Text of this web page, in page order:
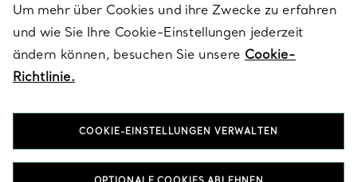
RECHTLICHE HINWEISE
FOLGEN SIE UNS
Um mehr über Cookies und ihre Zwecke zu erfahren
und wie Sie Ihre Cookie-Einstellungen jederzeit
ändern können, besuchen Sie unsere Cookie-
Richtlinie.
COOKIE-EINSTELLUNGEN VERWALTEN